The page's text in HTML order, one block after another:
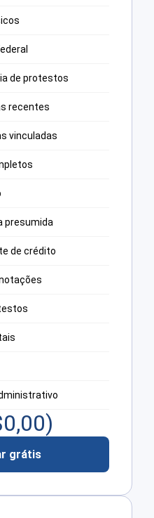
de protestos
recentes
vinculadas
presumida
de crédito
0,00)
grátis